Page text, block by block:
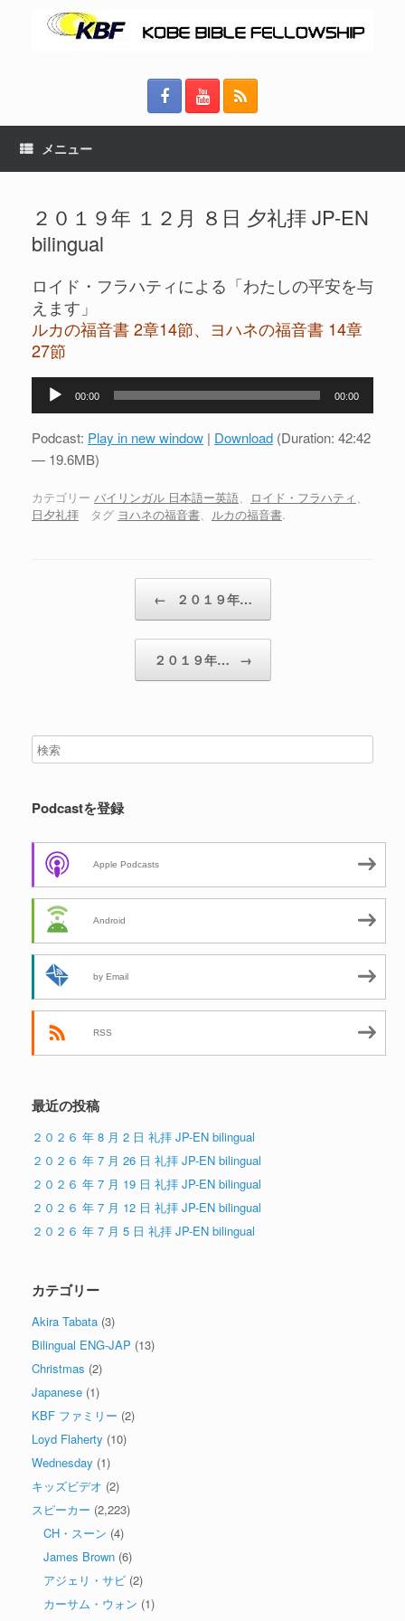
メニュー
２０１９年 １２月 ８日 夕礼拝 JP-EN
bilingual
ロイド・フラハティによる「わたしの平安を与
えます」
ルカの福音書 2章14節、ヨハネの福音書 14章
27節
プ
ヤ
ー
00:00 00:00
Podcast: Play in new window | Download (Duration: 42:42
— 19.6MB)
カテゴリー バイリンガル 日本語ー英語、 ロイド・フラハティ、
日夕礼拝 タグ ヨハネの福音書、 ルカの福音書.
← ２０１９年…
２０１９年… →
Podcastを登録
Apple Podcasts
Android
by Email
RSS
最近の投稿
２０２６ 年 8 月 2 日 礼拝 JP-EN bilingual
２０２６ 年 7 月 26 日 礼拝 JP-EN bilingual
２０２６ 年 7 月 19 日 礼拝 JP-EN bilingual
２０２６ 年 7 月 12 日 礼拝 JP-EN bilingual
２０２６ 年 7 月 5 日 礼拝 JP-EN bilingual
カテゴリー
Akira Tabata (3)
Bilingual ENG-JAP (13)
Christmas (2)
Japanese (1)
KBF ファミリー (2)
Loyd Flaherty (10)
Wednesday (1)
キッズビデオ (2)
スピーカー (2,223)
CH・スーン (4)
James Brown (6)
アジェリ・サビ (2)
カーサム・ウォン (1)